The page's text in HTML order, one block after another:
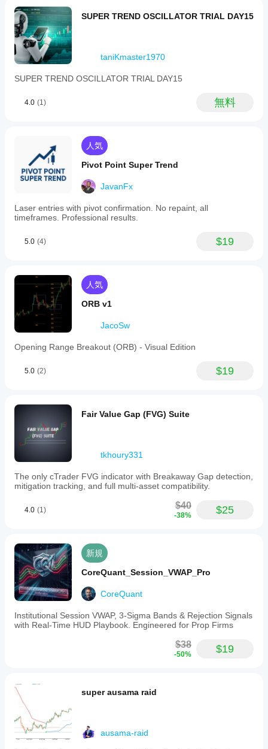
を適
用し
て、
さま
ざま
場環
の挙
い。
整す
べき
です
か？
はい。
ーター
するこ
略に適
応させ
ること
SUPER TREND OSCILLATOR TRIAL DAY15
taniKmaster1970
SUPER TREND OSCILLATOR TRIAL DAY15
4.0 (1) 無料
人気
Pivot Point Super Trend
JavanFx
Laser entries with pivot confirmation. No repaint, all
timeframes. Professional results.
5.0 (4) $19
人気
ORB v1
JacoSw
Opening Range Breakout (ORB) - Visual Edition
5.0 (2) $19
Fair Value Gap (FVG) Suite
tkhoury331
The only cTrader FVG indicator with Breakaway Gap detection,
mitigation tracking, and full multi-asset compatibility.
4.0 (1) $40
-38% $25
新規
CoreQuant_Session_VWAP_Pro
CoreQuant
Institutional Session VWAP, 3-Sigma Bands & Rejection Signals
with Real-Time HUD Playbook. Engineered for Prop Firms
$38
-50% $19
super ausama raid
ausama-raid